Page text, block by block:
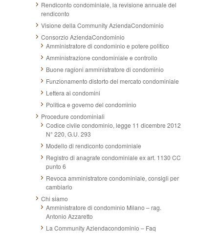
Rendiconto condominiale, la revisione annuale del
rendiconto
Visione della Community AziendaCondominio
Consorzio AziendaCondominio
Amministratore di condominio e potere politico
Amministrazione condominiale e controllo
Buone ragioni amministratore di condominio
Funzionamento distorto del mercato condominiale
Lettera ai condomini
Politica e governo del condominio
Procedure condominiali
Codice civile condominio, legge 11 dicembre 2012
N° 220, G.U. 293
Modello di rendiconto condominiale
Registro di anagrafe condominiale ex art. 1130 CC
punto 6
Revoca amministratore condominiale, consigli per
cambiarlo
Chi siamo
Amministratore di condominio Milano – rag.
Antonio Azzaretto
La Community Aziendacondominio – Faq